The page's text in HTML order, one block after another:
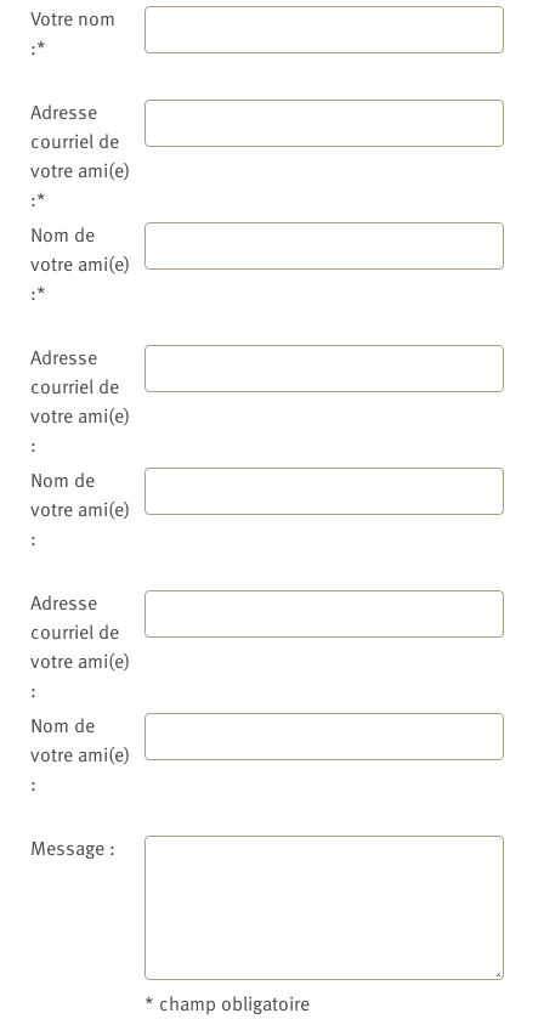
Votre nom
:*
Adresse
courriel de
votre ami(e)
:*
Nom de
votre ami(e)
:*
Adresse
courriel de
votre ami(e)
:
Nom de
votre ami(e)
:
Adresse
courriel de
votre ami(e)
:
Nom de
votre ami(e)
:
Message :
* champ obligatoire